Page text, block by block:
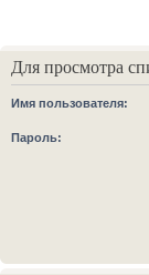
Для просмотра
Имя пользователя:
Пароль: